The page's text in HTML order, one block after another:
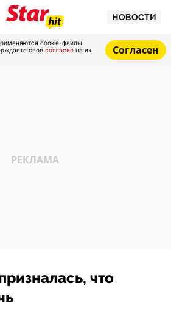
НОВОСТИ
cookie-файлы.
свое согласие на их
Согласен
что